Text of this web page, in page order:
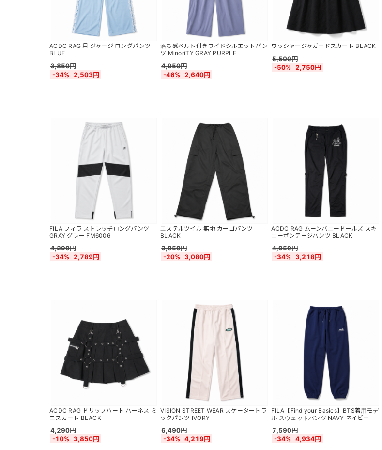
ACDC RAG 月 ジャージ ロングパンツ
BLUE
3,850円
-34%
2,503円
落ち感ベルト付きワイドシルエットパン
ツ MinoriTY GRAY PURPLE
4,950円
-46%
2,640円
ワッシャージャガードスカート BLACK
5,500円
-50%
2,750円
FILA フィラ ストレッチロングパンツ
GRAY グレー FM6006
4,290円
-34%
2,789円
エステルツイル 無地 カーゴパンツ
BLACK
3,850円
-20%
3,080円
ACDC RAG ムーンバニードールズ スキ
ニーボンテージパンツ BLACK
4,950円
-34%
3,218円
ACDC RAG ドリップハート ハーネス ミ
ニスカート BLACK
4,290円
-10%
3,850円
VISION STREET WEAR スケータートラ
ックパンツ IVORY
6,490円
-34%
4,219円
FILA【Find your Basics】BTS着用モデ
ル スウェットパンツ NAVY ネイビー
7,590円
-34%
4,934円